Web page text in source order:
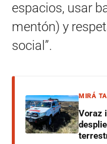
espacios, usar
mentón) y
social”.
MIRÁ
Voraz